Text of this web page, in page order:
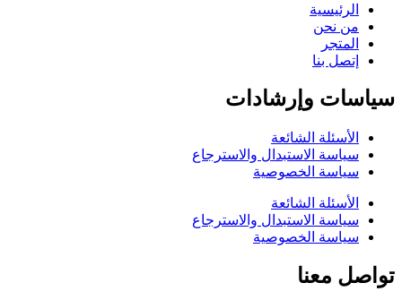
الرئيسية
من نحن
المتجر
إتصل بنا
سياسات وإرشادات
الأسئلة الشائعة
سياسة الاستبدال والاسترجاع
سياسة الخصوصية
الأسئلة الشائعة
سياسة الاستبدال والاسترجاع
سياسة الخصوصية
تواصل معنا